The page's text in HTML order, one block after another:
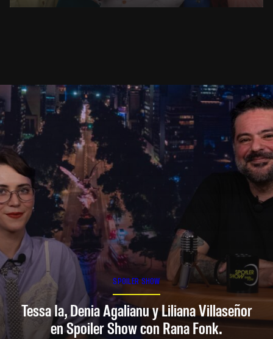
SPOILER SHOW
Tessa Ia, Denia Agalianu y Liliana Villaseñor
en Spoiler Show con Rana Fonk.